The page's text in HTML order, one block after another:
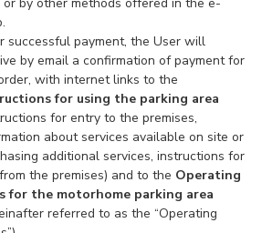
successful payment, the User will
by email a confirmation of payment for
with internet links to the
for using the parking area
for entry to the premises,
about services available on site or
additional services, instructions for
the premises) and to the Operating
for the motorhome parking area
referred to as the “Operating